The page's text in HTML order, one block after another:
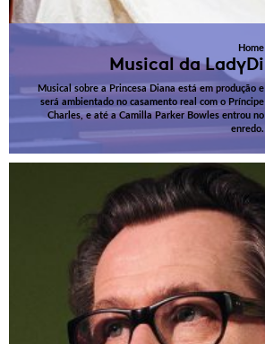
Home
Musical da LadyDi
Musical sobre a Princesa Diana está em produção e
será ambientado no casamento real com o Príncipe
Charles, e até a Camilla Parker Bowles entrou no
enredo.